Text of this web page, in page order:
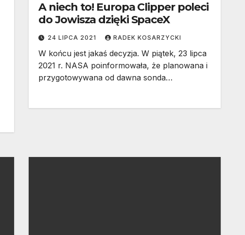
A niech to! Europa Clipper poleci
do Jowisza dzięki SpaceX
24 LIPCA 2021 RADEK KOSARZYCKI
W końcu jest jakaś decyzja. W piątek, 23 lipca
2021 r. NASA poinformowała, że planowana i
przygotowywana od dawna sonda…